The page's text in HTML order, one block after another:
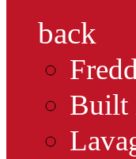
back
Built